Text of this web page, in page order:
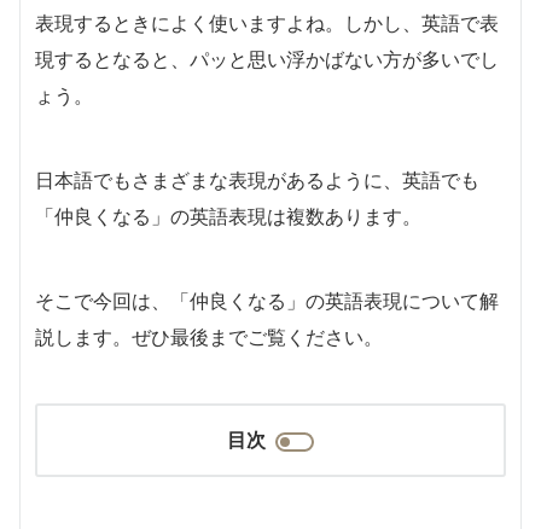
表現するときによく使いますよね。しかし、英語で表
現するとなると、パッと思い浮かばない方が多いでし
ょう。
日本語でもさまざまな表現があるように、英語でも
「仲良くなる」の英語表現は複数あります。
そこで今回は、「仲良くなる」の英語表現について解
説します。ぜひ最後までご覧ください。
目次